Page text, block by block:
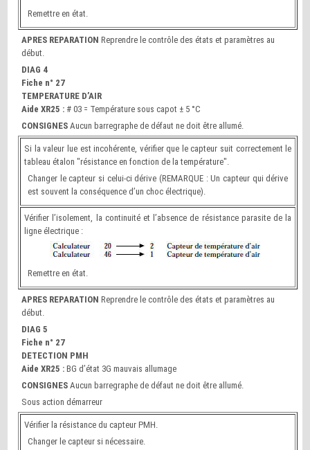
Remettre en état.
APRES REPARATIONReprendre le contrôle des états et paramètres au
début.
DIAG 4
Fiche n° 27
TEMPERATURE D’AIR
Aide XR25 : # 03 = Température sous capot ± 5 °C
CONSIGNES Aucun barregraphe de défaut ne doit être allumé.
Si la valeur lue est incohérente, vérifier que le capteur suit correctement le
tableau étalon "résistance en fonction de la température".
Changer le capteur si celui-ci dérive (REMARQUE : Un capteur qui dérive
est souvent la conséquence d’un choc électrique).
Vérifier l’isolement, la continuité et l’absence de résistance parasite de la
ligne électrique :
Remettre en état.
APRES REPARATIONReprendre le contrôle des états et paramètres au
début.
DIAG 5
Fiche n° 27
DETECTION PMH
Aide XR25 : BG d’état 3G mauvais allumage
CONSIGNESAucun barregraphe de défaut ne doit être allumé.
Sous action démarreur
Vérifier la résistance du capteur PMH.
Changer le capteur si nécessaire.